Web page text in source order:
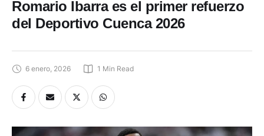
Romario Ibarra es el primer refuerzo
del Deportivo Cuenca 2026
6 enero, 2026 1 Min Read